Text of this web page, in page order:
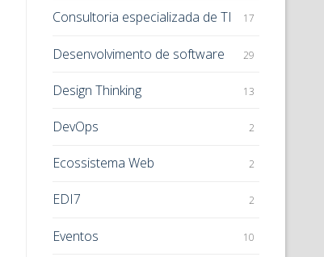
Consultoria especializada de TI 17
Desenvolvimento de software 29
Design Thinking 13
DevOps 2
Ecossistema Web 2
EDI7 2
Eventos 10